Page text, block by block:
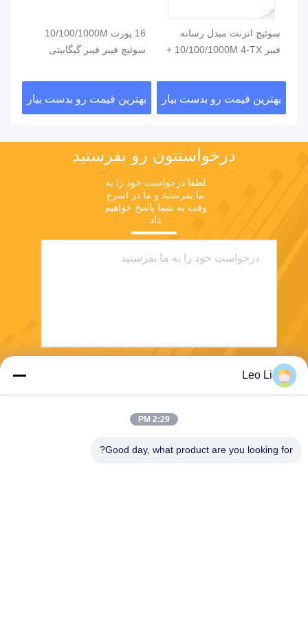
سوئیچ اترنت مبدل رسانه
فیبر 10/100/1000M 4-TX +
بهترین قیمت رو بدست بیار
16 پورت 10/100/1000M
سوئیچ فیبر فیبر گیگابیتی
بهترین قیمت رو بدست بیار
درخواستتون رو بفرستيد
داد.
Leo Li
2:29 PM
Good day, what product are you looking for?